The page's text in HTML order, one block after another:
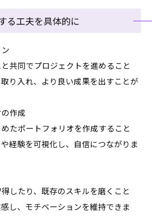
る工夫を具体的に
共同でプロジェクトを進めること
り入れ、より良い成果を出すことが
作成
たポートフォリオを作成すること
経験を可視化し、自信につながりま
したり、既存のスキルを磨くこと
し、モチベーションを維持できま